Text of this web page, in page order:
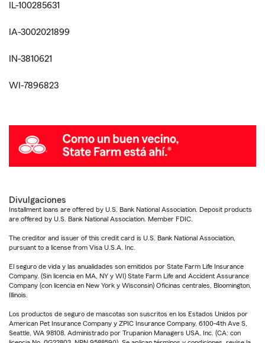
IL-100285631
IA-3002021899
IN-3810621
WI-7896823
Divulgaciones
Installment loans are offered by U.S. Bank National Association. Deposit products
are offered by U.S. Bank National Association. Member FDIC.
The creditor and issuer of this credit card is U.S. Bank National Association,
pursuant to a license from Visa U.S.A. Inc.
El seguro de vida y las anualidades son emitidos por State Farm Life Insurance
Company. (Sin licencia en MA, NY y WI) State Farm Life and Accident Assurance
Company (con licencia en New York y Wisconsin) Oficinas centrales, Bloomington,
Illinois.
Los productos de seguro de mascotas son suscritos en los Estados Unidos por
American Pet Insurance Company y ZPIC Insurance Company, 6100-4th Ave S,
Seattle, WA 98108. Administrado por Trupanion Managers USA, Inc. (CA: con